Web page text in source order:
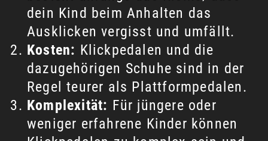
dein Kind beim Anhalten das
Ausklicken vergisst und umfällt.
Kosten: Klickpedalen und die
dazugehörigen Schuhe sind in der
Regel teurer als Plattformpedalen.
Komplexität: Für jüngere oder
weniger erfahrene Kinder können